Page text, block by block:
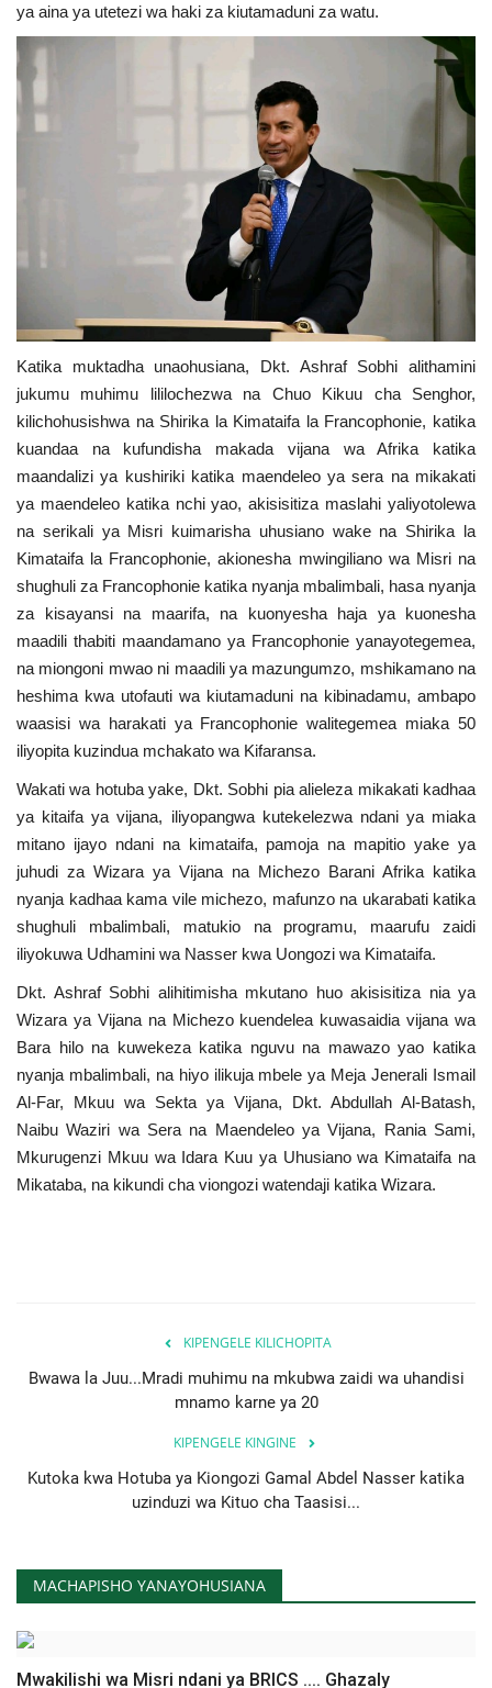
ya aina ya utetezi wa haki za kiutamaduni za watu.
Katika muktadha unaohusiana, Dkt. Ashraf Sobhi alithamini
jukumu muhimu lililochezwa na Chuo Kikuu cha Senghor,
kilichohusishwa na Shirika la Kimataifa la Francophonie, katika
kuandaa na kufundisha makada vijana wa Afrika katika
maandalizi ya kushiriki katika maendeleo ya sera na mikakati
ya maendeleo katika nchi yao, akisisitiza maslahi yaliyotolewa
na serikali ya Misri kuimarisha uhusiano wake na Shirika la
Kimataifa la Francophonie, akionesha mwingiliano wa Misri na
shughuli za Francophonie katika nyanja mbalimbali, hasa nyanja
za kisayansi na maarifa, na kuonyesha haja ya kuonesha
maadili thabiti maandamano ya Francophonie yanayotegemea,
na miongoni mwao ni maadili ya mazungumzo, mshikamano na
heshima kwa utofauti wa kiutamaduni na kibinadamu, ambapo
waasisi wa harakati ya Francophonie walitegemea miaka 50
iliyopita kuzindua mchakato wa Kifaransa.
Wakati wa hotuba yake, Dkt. Sobhi pia alieleza mikakati kadhaa
ya kitaifa ya vijana, iliyopangwa kutekelezwa ndani ya miaka
mitano ijayo ndani na kimataifa, pamoja na mapitio yake ya
juhudi za Wizara ya Vijana na Michezo Barani Afrika katika
nyanja kadhaa kama vile michezo, mafunzo na ukarabati katika
shughuli mbalimbali, matukio na programu, maarufu zaidi
iliyokuwa Udhamini wa Nasser kwa Uongozi wa Kimataifa.
Dkt. Ashraf Sobhi alihitimisha mkutano huo akisisitiza nia ya
Wizara ya Vijana na Michezo kuendelea kuwasaidia vijana wa
Bara hilo na kuwekeza katika nguvu na mawazo yao katika
nyanja mbalimbali, na hiyo ilikuja mbele ya Meja Jenerali Ismail
Al-Far, Mkuu wa Sekta ya Vijana, Dkt. Abdullah Al-Batash,
Naibu Waziri wa Sera na Maendeleo ya Vijana, Rania Sami,
Mkurugenzi Mkuu wa Idara Kuu ya Uhusiano wa Kimataifa na
Mikataba, na kikundi cha viongozi watendaji katika Wizara.
KIPENGELE KILICHOPITA
Bwawa la Juu...Mradi muhimu na mkubwa zaidi wa uhandisi
mnamo karne ya 20
KIPENGELE KINGINE
Kutoka kwa Hotuba ya Kiongozi Gamal Abdel Nasser katika
uzinduzi wa Kituo cha Taasisi...
MACHAPISHO YANAYOHUSIANA
Mwakilishi wa Misri ndani ya BRICS .... Ghazaly